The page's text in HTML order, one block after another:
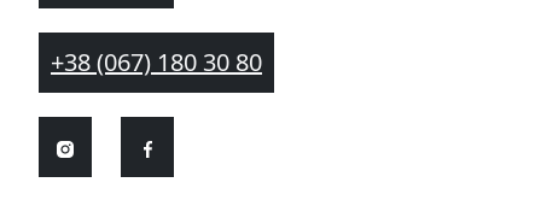
+38 (067) 180 30 80